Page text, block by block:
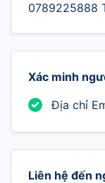
0789225888
Xác minh
Địa chỉ
Liên hệ đến